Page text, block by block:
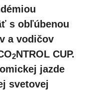
s obľúbenou
a vodičov
2NTROL CUP.
jazde
svetovej